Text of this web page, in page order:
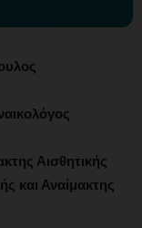
Αισθητικής
και Αναίμακτης